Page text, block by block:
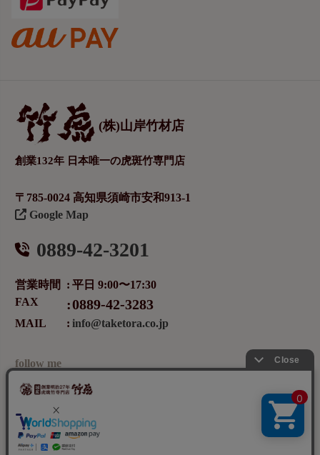
(株)山岸竹材店
創業132年 日本唯一の虎斑竹専門店
〒785-0024 高知県須崎市安和913-1
Google Map
0889-42-3201
営業時間
平日 9:00〜17:30
FAX
0889-42-3283
MAIL info@taketora.co.jp
follow me
メールマガジンの登録